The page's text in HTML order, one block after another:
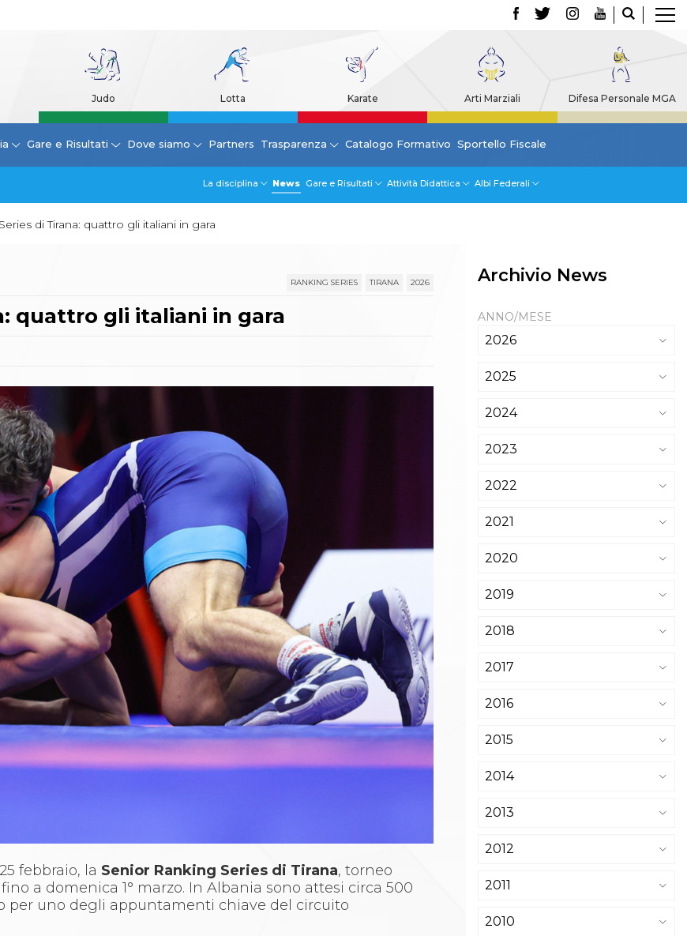
Judo Lotta Karate Arti Marziali Difesa Personale MGA
Gare e Risultati Dove siamo Partners Trasparenza Catalogo Formativo Sportello Fiscale
La disciplina News Gare e Risultati Attività Didattica Albi Federali
di Tirana: quattro gli italiani in gara
RANKING SERIES TIRANA 2026
quattro gli italiani in gara
febbraio, la Senior Ranking Series di Tirana, torneo
a domenica 1° marzo. In Albania sono attesi circa 500
uno degli appuntamenti chiave del circuito
Archivio News
ANNO/MESE
2026
2025
2024
2023
2022
2021
2020
2019
2018
2017
2016
2015
2014
2013
2012
2011
2010